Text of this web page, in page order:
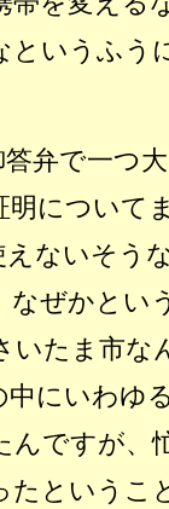
というふう
弁で一つ
について
ないそう
ぜかとい
いたま市な
にいわゆ
んですが、
たというこ